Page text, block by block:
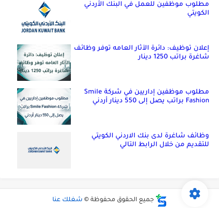
مطلوب موظفين للعمل في البنك الأردني
الكويتي
إعلان توظيف: دائرة الآثار العامه توفر وظائف
شاغرة براتب 1250 دينار
مطلوب موظفين إداريين في شركة Smile
Fashion براتب يصل إلى 550 دينار أردني
وظائف شاغرة لدى بنك الاردني الكويتي
للتقديم من خلال الرابط التالي
جميع الحقوق محفوظة © شغلك عنا